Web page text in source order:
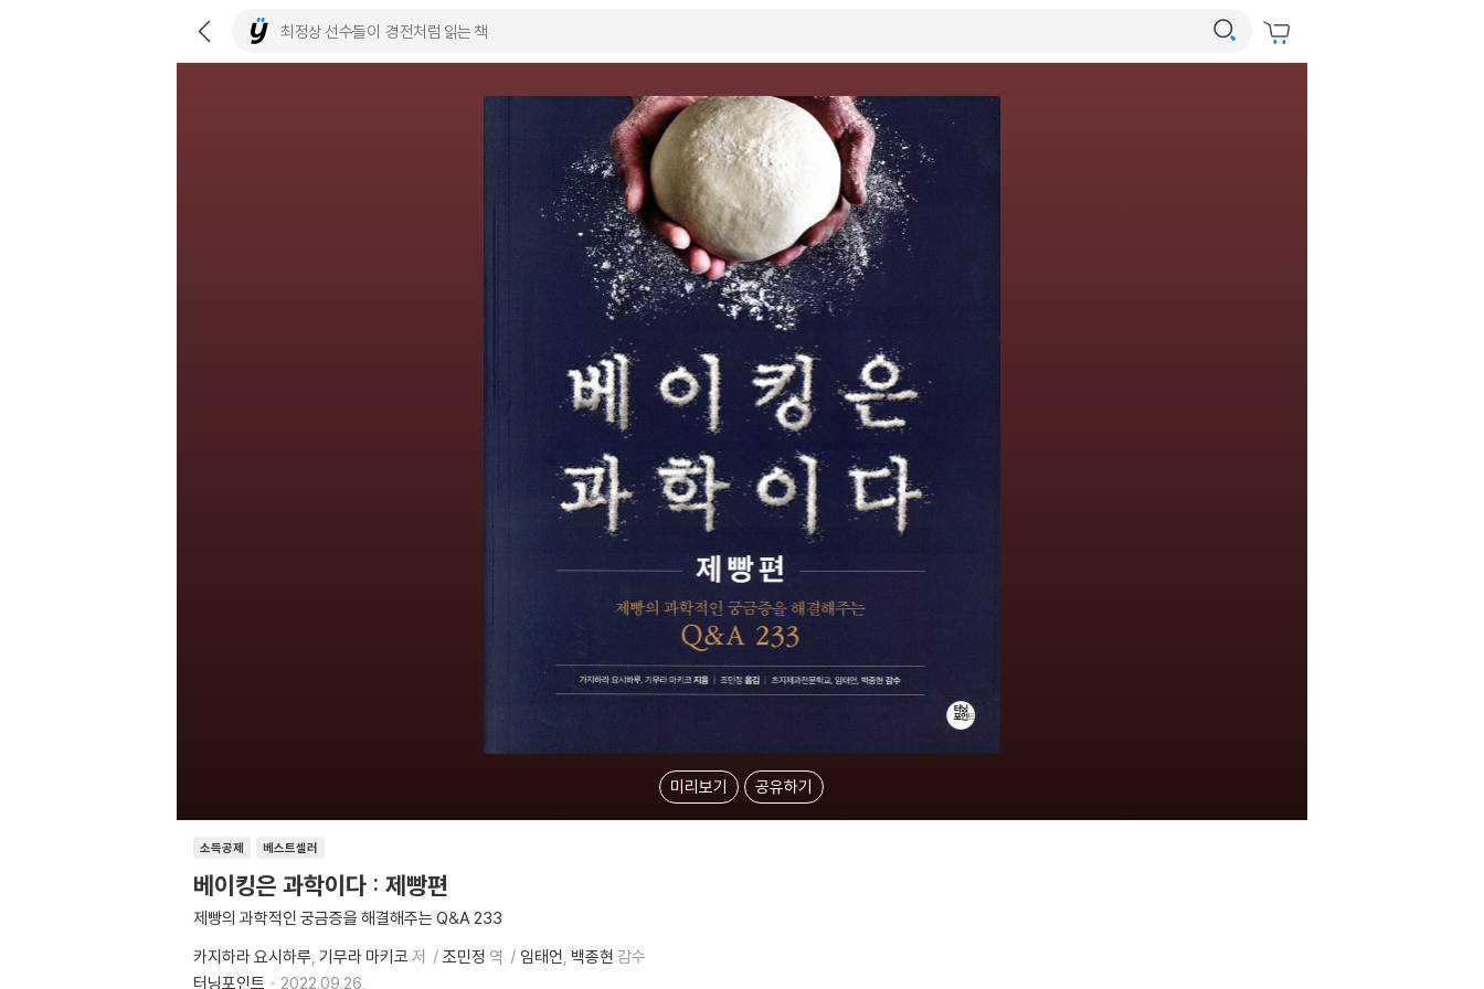
미리보기 공유하기
소득공제 베스트셀러
베이킹은 과학이다 : 제빵편
제빵의 과학적인 궁금증을 해결해주는 Q&A 233
카지하라 요시하루 기무라 마키코 저 조민정 역 임태언 백종현 감수
터닝포인트
2022.09.26.